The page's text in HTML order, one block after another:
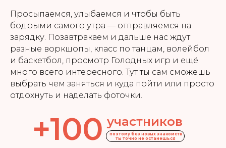
Просыпаемся, улыбаемся и чтобы быть
бодрыми самого утра — отправляемся на
зарядку. Позавтракаем и дальше нас ждут
разные воркшопы, класс по танцам, волейбол
и баскетбол, просмотр Голодных игр и ещё
много всего интересного. Тут ты сам сможешь
выбрать чем заняться и куда пойти или просто
отдохнуть и наделать фоточки.
поэтому без новых знакомств
ты точно не останешься
+100 участников